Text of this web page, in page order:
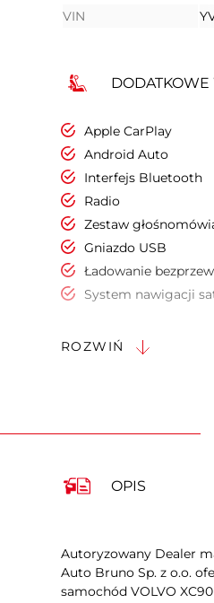
VIN
Apple CarPlay
Android Auto
Interfejs Bluetooth
Radio
Zestaw
Gniazdo USB
Ładowanie
System nawigacji
Wyświetlacz typu
Podgrzewany fotel
Regul. elektr.
kierowca
Siedzenie z
Ogrzewane
ROZWIŃ
OPIS
Autoryzowany Dealer
Auto Bruno Sp. z o.o.
samochód VOLVO